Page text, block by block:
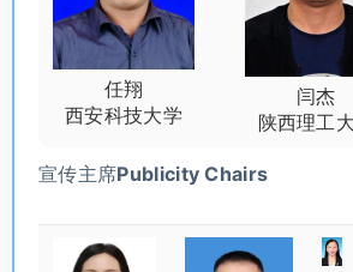
任翔
西安科技大学
闫杰
陕西理工
宣传主席Publicity Chairs